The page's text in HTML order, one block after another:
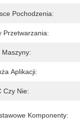
Pochodzenia:
Przetwarzania:
Maszyny:
Aplikacji:
Czy Nie:
Komponenty: